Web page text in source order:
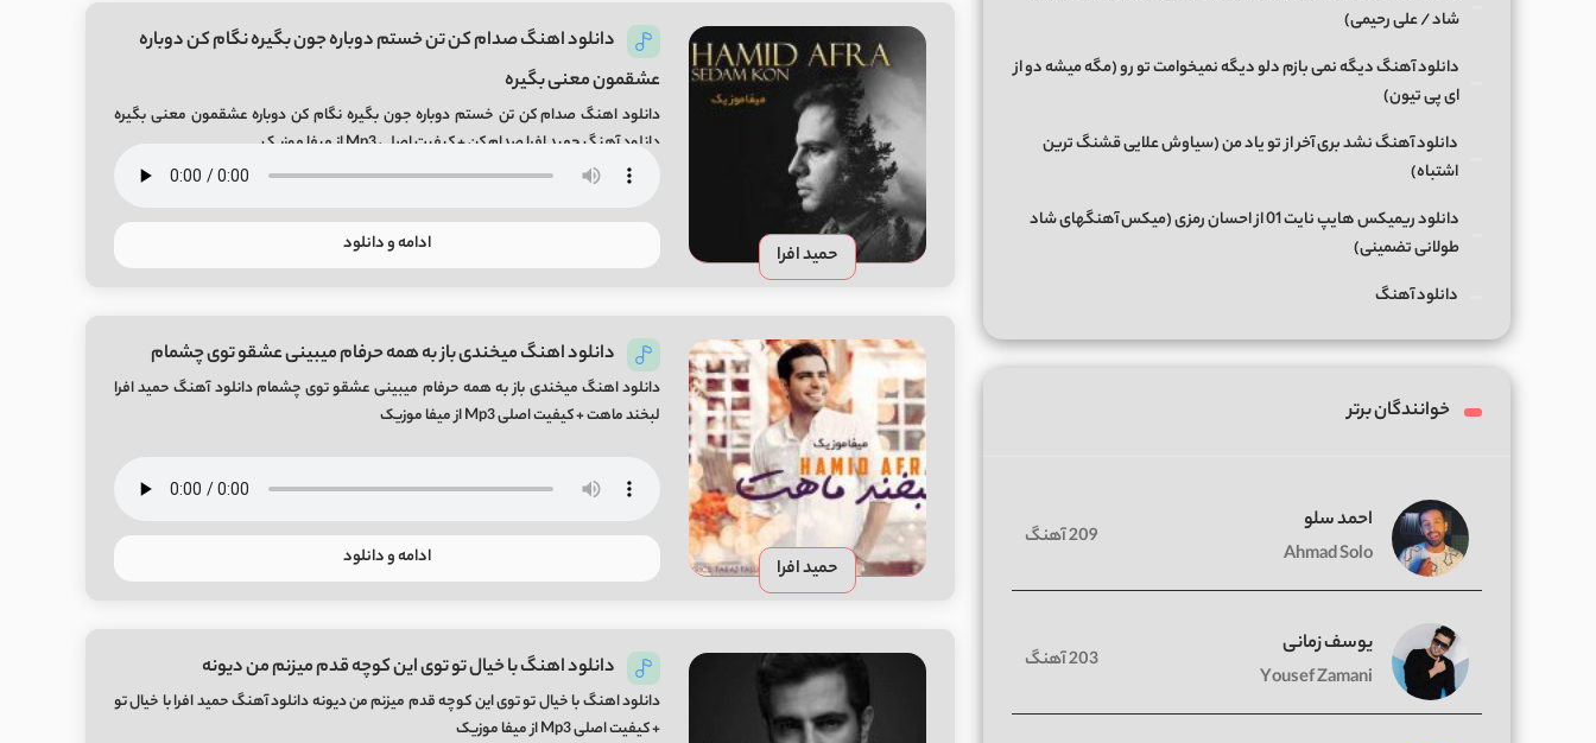
حمید افرا
دانلود اهنگ صدام کن تن خستم دوباره جون بگیره نگام کن دوباره
عشقمون معنی بگیره
دانلود اهنگ صدام کن تن خستم دوباره جون بگیره نگام کن دوباره عشقمون معنی بگیره
دانلود آهنگ حمید افرا صدام کن + کیفیت اصلی Mp3 از میفا موزیک
ادامه و دانلود
حمید افرا
دانلود اهنگ میخندی باز به همه حرفام میبینی عشقو توی چشمام
دانلود اهنگ میخندی باز به همه حرفام میبینی عشقو توی چشمام دانلود آهنگ حمید افرا
لبخند ماهت + کیفیت اصلی Mp3 از میفا موزیک
ادامه و دانلود
دانلود اهنگ با خیال تو توی این کوچه قدم میزنم من دیونه
دانلود اهنگ با خیال تو توی این کوچه قدم میزنم من دیونه دانلود آهنگ حمید افرا با خیال تو
+ کیفیت اصلی Mp3 از میفا موزیک
شاد / علی رحیمی)
دانلود آهنگ دیگه نمی بازم دلو دیگه نمیخوامت تو رو (مگه میشه دو از
ای پی تیون)
دانلود آهنگ نشد بری آخر از تو یاد من (سیاوش علایی قشنگ ترین
اشتباه)
دانلود ریمیکس هایپ نایت 01 از احسان رمزی (میکس آهنگهای شاد
طولانی تضمینی)
دانلود آهنگ
خوانندگان برتر
احمد سلو
Ahmad Solo
209 آهنگ
یوسف زمانی
Yousef Zamani
203 آهنگ